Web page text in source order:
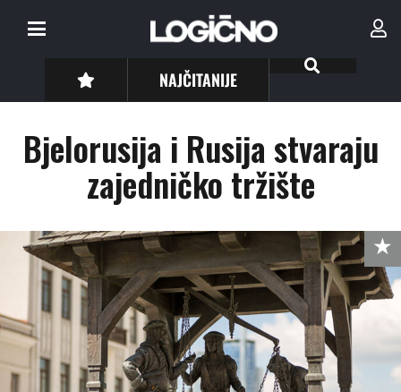
NAJČITANIJE
Bjelorusija i Rusija stvaraju
zajedničko tržište